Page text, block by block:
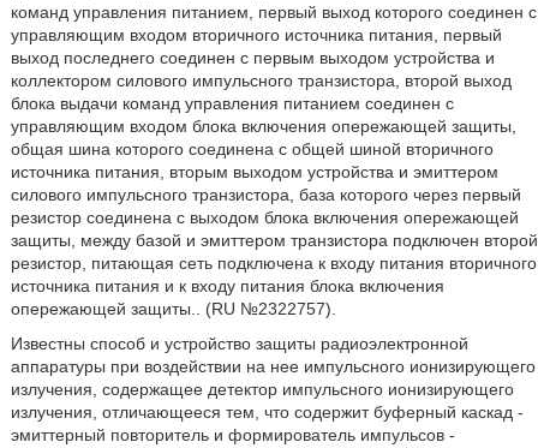
команд управления питанием, первый выход которого соединен с
управляющим входом вторичного источника питания, первый
выход последнего соединен с первым выходом устройства и
коллектором силового импульсного транзистора, второй выход
блока выдачи команд управления питанием соединен с
управляющим входом блока включения опережающей защиты,
общая шина которого соединена с общей шиной вторичного
источника питания, вторым выходом устройства и эмиттером
силового импульсного транзистора, база которого через первый
резистор соединена с выходом блока включения опережающей
защиты, между базой и эмиттером транзистора подключен второй
резистор, питающая сеть подключена к входу питания вторичного
источника питания и к входу питания блока включения
опережающей защиты.. (RU №2322757).
Известны способ и устройство защиты радиоэлектронной
аппаратуры при воздействии на нее импульсного ионизирующего
излучения, содержащее детектор импульсного ионизирующего
излучения, отличающееся тем, что содержит буферный каскад -
эмиттерный повторитель и формирователь импульсов -